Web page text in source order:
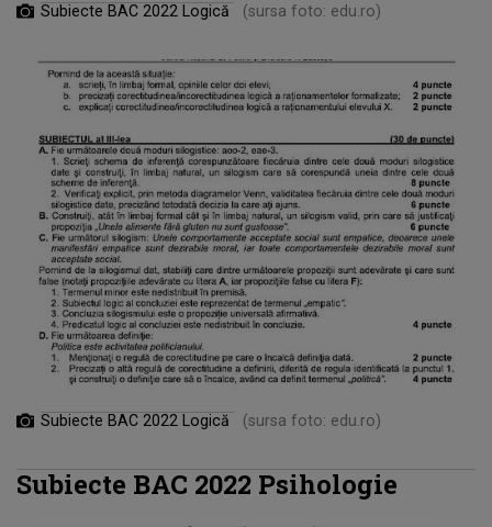
Subiecte BAC 2022 Logică (sursa foto: edu.ro)
Subiecte BAC 2022 Logică (sursa foto: edu.ro)
Subiecte BAC 2022 Psihologie